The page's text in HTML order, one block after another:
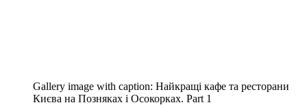
Gallery image with caption: Найкращі кафе та ресторани
Києва на Позняках і Осокорках. Part 1